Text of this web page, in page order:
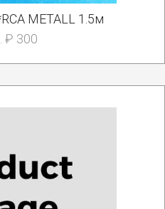
METALL 1.5м
₽ 300